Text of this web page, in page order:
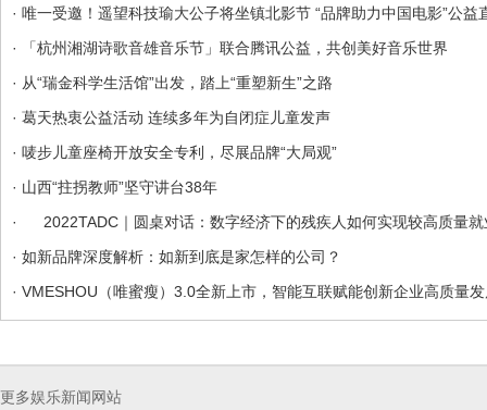
· 唯一受邀！遥望科技瑜大公子将坐镇北影节 “品牌助力中国电影”公益
· 「杭州湘湖诗歌音雄音乐节」联合腾讯公益，共创美好音乐世界
· 从“瑞金科学生活馆”出发，踏上“重塑新生”之路
· 葛天热衷公益活动 连续多年为自闭症儿童发声
· 唛步儿童座椅开放安全专利，尽展品牌“大局观”
· 山西“拄拐教师”坚守讲台38年
· 2022TADC｜圆桌对话：数字经济下的残疾人如何实现较高质量就
· 如新品牌深度解析：如新到底是家怎样的公司？
· VMESHOU（唯蜜瘦）3.0全新上市，智能互联赋能创新企业高质量
更多娱乐新闻网站